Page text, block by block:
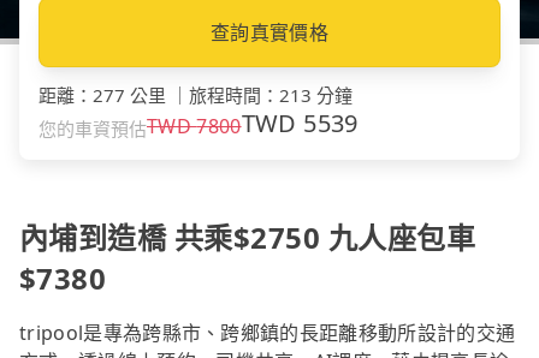
查詢真實價格
距離 ： 277 公里 旅程時間 ： 213 分鐘
您的車資預估TWD7800TWD 5539
內埔到造橋 共乘$2750 九人座包車
$7380
tripool是專為跨縣市、跨鄉鎮的長距離移動所設計的交通